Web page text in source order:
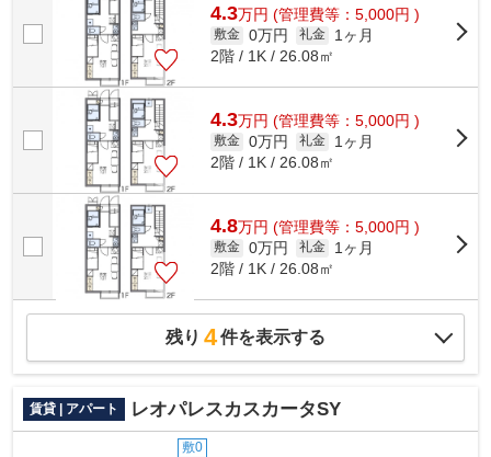
4.3万円 (管理費等：5,000円 )
敷金 0万円 礼金
1ヶ月
2階 / 1K / 26.08㎡
4.3万円 (管理費等：5,000円 )
敷金 0万円 礼金
1ヶ月
2階 / 1K / 26.08㎡
4.8万円 (管理費等：5,000円 )
敷金 0万円 礼金
1ヶ月
2階 / 1K / 26.08㎡
残り 4件を表示する
賃貸 | アパート レオパレスカスカータSY
敷0